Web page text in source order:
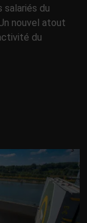
du
nouvel atout
du